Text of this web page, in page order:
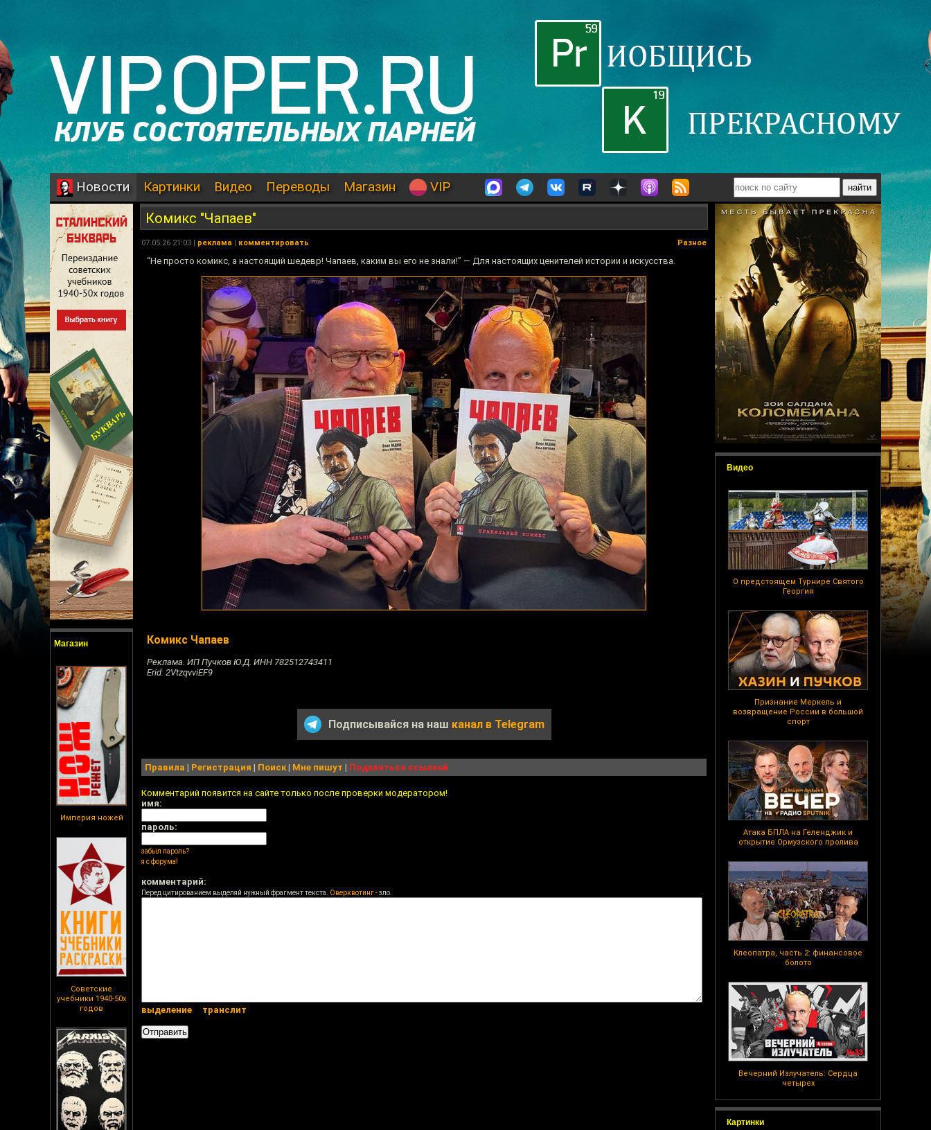
Новости Картинки Видео Переводы Магазин VIP
Магазин
Империя ножей
Советские
учебники 1940-50х
годов
Видео
О предстоящем Турнире Святого
Георгия
Признание Меркель и
возвращение России в большой
спорт
Атака БПЛА на Геленджик и
открытие Ормузского пролива
Клеопатра, часть 2: финансовое
болото
Вечерний Излучатель: Сердца
четырех
Картинки
Комикс "Чапаев"
07.05.26 21:03 | реклама | комментировать Разное
“Не просто комикс, а настоящий шедевр! Чапаев, каким вы его не знали!” — Для настоящих ценителей истории и искусства.
Комикс Чапаев
Реклама. ИП Пучков Ю.Д. ИНН 782512743411
Erid: 2VtzqvviEF9
Подписывайся на наш канал в Telegram
Правила | Регистрация | Поиск| Мне пишут | Поделиться ссылкой
Комментарий появится на сайте только после проверки модератором!
имя:
пароль:
забыл пароль?
я с форума!
комментарий:
Перед цитированием выделяй нужный фрагмент текста. Оверквотинг- зло.
выделение транслит